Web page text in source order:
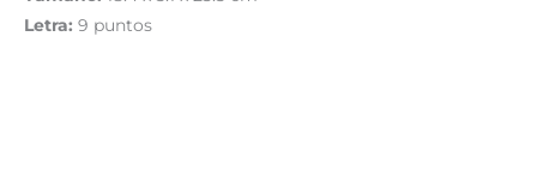
Letra: 9 puntos